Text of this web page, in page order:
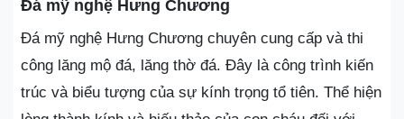
Đá mỹ nghệ Hưng Chương
Đá mỹ nghệ Hưng Chương chuyên cung cấp và thi
công lăng mộ đá, lăng thờ đá. Đây là công trình kiến
trúc và biểu tượng của sự kính trọng tổ tiên. Thể hiện